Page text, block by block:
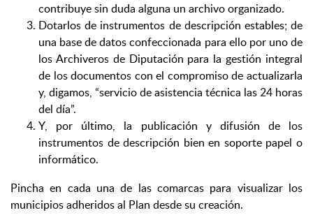
contribuye sin duda alguna un archivo organizado.
Dotarlos de instrumentos de descripción estables; de
una base de datos confeccionada para ello por uno de
los Archiveros de Diputación para la gestión integral
de los documentos con el compromiso de actualizarla
y, digamos, “servicio de asistencia técnica las 24 horas
del día”.
Y, por último, la publicación y difusión de los
instrumentos de descripción bien en soporte papel o
informático.
Pincha en cada una de las comarcas para visualizar los
municipios adheridos al Plan desde su creación.